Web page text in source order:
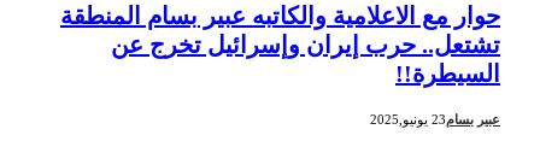
حوار مع الاعلامية والكاتبه عبير بسام المنطقة
تشتعل.. حرب إيران وإسرائيل تخرج عن
السيطرة!!
عبير بسام23 يونيو,2025